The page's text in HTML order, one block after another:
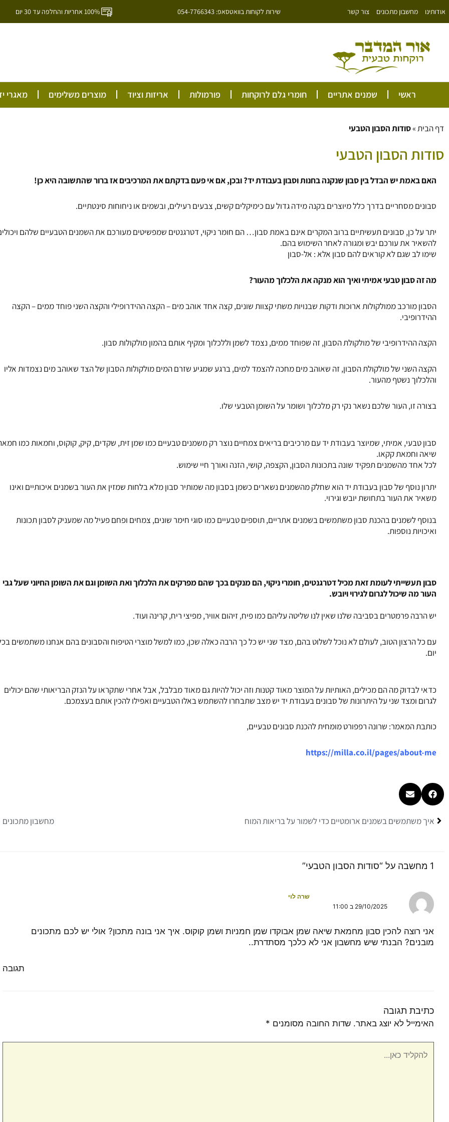
לתוכן
אודותינו מחשבון מתכונים צור קשר שירות לקוחות בוואטסאפ: 054-7766343 100% אחריות והחלפה עד 30 יום
ראשי שמנים אתריים חומרי גלם לרוקחות פורמולות אריזות וציוד מוצרים משלימים מאגרי
דף הבית»סודות הסבון הטבעי
סודות הסבון הטבעי
האם באמת יש הבדל בין סבון שנקנה בחנות וסבון בעבודת יד? ובכן, אם אי פעם בדקתם את המרכיבים אז ברור שהתשובה היא כן!
סבונים מסחריים בדרך כלל מיוצרים בקנה מידה גדול עם כימיקלים קשים, צבעים רעילים, ובשמים או ניחוחות סינטתיים.
יתר על כן, סבונים תעשיתיים ברוב המקרים אינם באמת סבון… הם חומר ניקוי, דטרגנטים שמפשיטים מעורכם את השמנים הטבעיים שלהם
להשאיר את עורכם יבש ומגורה לאחר השימוש בהם.
שימו לב שגם לא קוראים להם סבון אלא : אל-סבון
מה זה סבון טבעי אמיתי ואיך הוא מנקה את הלכלוך מהעור?
הסבון מורכב ממולקולות ארוכות ודקות שבנויות משתי קצוות שונים, קצה אחד אוהב מים – הקצה ההידרופילי והקצה השני פוחד ממים – הקצה
ההידרופיבי.
הקצה ההידרופיבי של מולקולת הסבון, זה שפוחד ממים, נצמד לשמן וללכלוך ומקיף אותם בהמון מולקולות סבון.
הקצה השני של מולקולת הסבון, זה שאוהב מים מחכה להצמד למים, ברגע שמגיע שזרם המים מולקולות הסבון של הצד שאוהב מים נצמדות אליו
והלכלוך נשטף מהעור.
בצורה זו, העור שלכם נשאר נקי רק מלכלוך ושומר על השומן הטבעי שלו.
סבון טבעי, אמיתי, שמיוצר בעבודת יד עם מרכיבים בריאים צמחיים נוצר רק משמנים טבעיים כמו שמן זית, שקדים,קיק,קוקוס, וחמאות כמו
שיאה וחמאת קקאו.
לכל אחד מהשמנים תפקיד שונה בתכונות הסבון, הקצפה, קושי, הזנה ואורך חיי שימוש.
יתרון נוסף של סבון בעבודת יד הוא שחלק מהשמנים נשארים כשמן בסבון מה שמותיר סבון מלא בלחות שמזין את העור בשמנים איכותיים ואינו
משאיר את העור בתחושת יובש וגירוי.
בנוסף לשמנים בהכנת סבון משתמשים בשמנים אתריים, תוספים טבעיים כמו סוגי חימרשונים, צמחים ופחםפעיל מה שמעניק לסבון תכונות
ואיכויות נוספות.
סבון תעשייתי לעומת זאת מכיל דטרגנטים, חומרי ניקוי, הם מנקים בכך שהם מפרקים את הלכלוך ואת השומן וגם את השומן החיוני שעל גבי
העור מה שיכול לגרום לגירוי ויובש.
יש הרבה פרמטרים בסביבה שלנו שאין לנו שליטה עליהם כמו פיח, זיהום אוויר, מפיצי ריח, קרינה ועוד.
עם כל הרצון הטוב, לעולם לא נוכל לשלוט בהם, מצד שני יש כל כך הרבה כאלה שכן, כמו למשל מוצרי הטיפוח והסבונים בהם אנחנו משתמשים
יום.
כדאי לבדוק מה הם מכילים, האותיות על המוצר מאוד קטנות וזה יכול להיות גם מאוד מבלבל, אבל אחרי שתקראו על הנזק הבריאותי שהם יכולים
לגרום ומצד שני על היתרונות של סבונים בעבודת יד יש מצב שתבחרו להשתמש באלו הטבעיים ואפילו להכין אותם בעצמכם.
כותבת המאמר: שרונה רפפורט מומחית להכנת סבונים טבעיים,
https://milla.co.il/pages/about-me
קודםאיך משתמשים בשמנים ארומטיים כדי לשמור על בריאות המוח מחשבון מתכונים
1 מחשבה על “סודות הסבון הטבעי”
שרה לוי
29/10/2025 ב 11:00
אני רוצה להכין סבון מחמאת שיאה שמן אבוקדו שמן חמניות ושמן קוקוס. איך אני בונה מתכון? אולי יש לכם מתכונים
מובנים? הבנתי שיש מחשבון אני לא כלכך מסתדרת..
תגובה
כתיבת תגובה
האימייל לא יוצג באתר. שדות החובה מסומנים *
כאן...